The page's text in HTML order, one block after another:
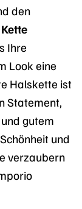
den
Ihre
Look eine
Halskette ist
Statement,
gutem
und
verzaubern